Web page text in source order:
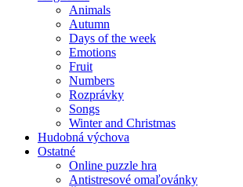
Animals
Autumn
Days of the week
Emotions
Fruit
Numbers
Rozprávky
Songs
Winter and Christmas
Hudobná výchova
Ostatné
Online puzzle hra
Antistresové omaľovánky